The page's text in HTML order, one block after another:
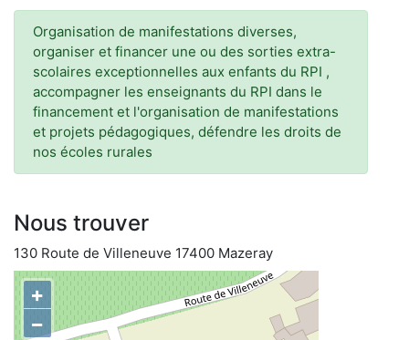
Organisation de manifestations diverses,
organiser et financer une ou des sorties extra-
scolaires exceptionnelles aux enfants du RPI ,
accompagner les enseignants du RPI dans le
financement et l'organisation de manifestations
et projets pédagogiques, défendre les droits de
nos écoles rurales
Nous trouver
130 Route de Villeneuve 17400 Mazeray
+
−